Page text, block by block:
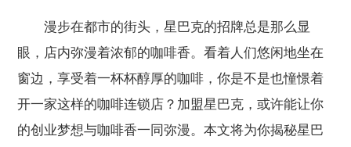
漫步在都市的街头，星巴克的招牌总是那么显
眼，店内弥漫着浓郁的咖啡香。看着人们悠闲地坐在
窗边，享受着一杯杯醇厚的咖啡，你是不是也憧憬着
开一家这样的咖啡连锁店？加盟星巴克，或许能让你
的创业梦想与咖啡香一同弥漫。本文将为你揭秘星巴